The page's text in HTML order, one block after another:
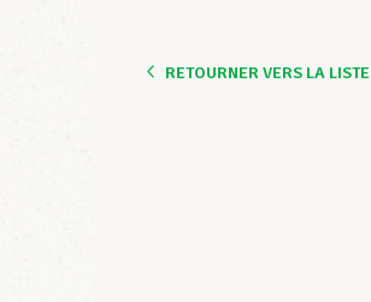
RETOURNER VERS LA LISTE